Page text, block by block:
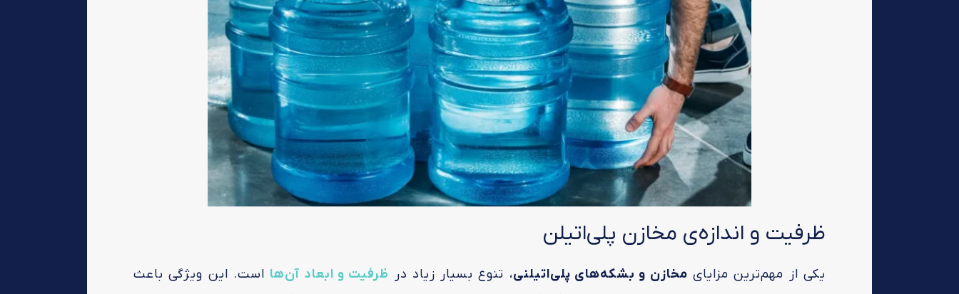
ظرفیت و اندازه‌ی مخازن پلی‌اتیلن
یکی از مهم‌ترین مزایای مخازن و بشکه‌های پلی‌اتیلنی، تنوع بسیار زیاد در ظرفیت و ابعاد آن‌ها است. این ویژگی باعث